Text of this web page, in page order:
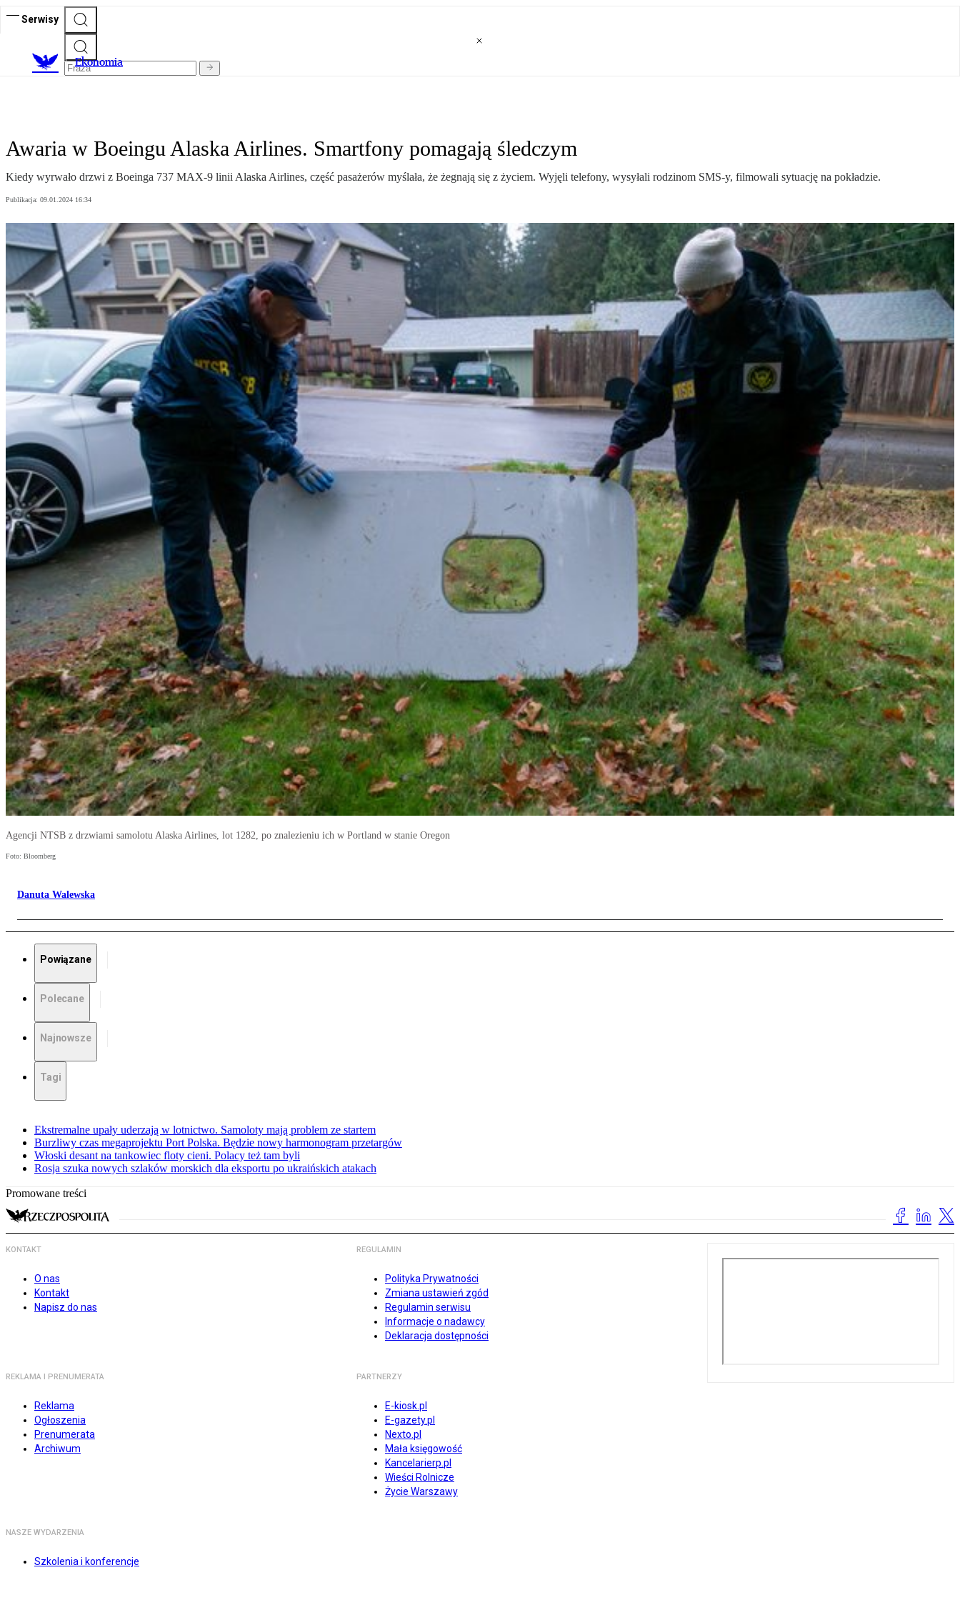
Serwisy
Ekonomia
Awaria w Boeingu Alaska Airlines. Smartfony pomagają śledczym
Kiedy wyrwało drzwi z Boeinga 737 MAX-9 linii Alaska Airlines, część pasażerów myślała, że żegnają się z życiem. Wyjęli telefony, wysyłali rodzinom SMS-y, filmowali sytuację na pokładzie.
Publikacja: 09.01.2024 16:34
Agencji NTSB z drzwiami samolotu Alaska Airlines, lot 1282, po znalezieniu ich w Portland w stanie Oregon
Foto: Bloomberg
Danuta Walewska
Powiązane
Polecane
Najnowsze
Tagi
Ekstremalne upały uderzają w lotnictwo. Samoloty mają problem ze startem
Burzliwy czas megaprojektu Port Polska. Będzie nowy harmonogram przetargów
Włoski desant na tankowiec floty cieni. Polacy też tam byli
Rosja szuka nowych szlaków morskich dla eksportu po ukraińskich atakach
Promowane treści
KONTAKT
O nas
Kontakt
Napisz do nas
REGULAMIN
Polityka Prywatności
Zmiana ustawień zgód
Regulamin serwisu
Informacje o nadawcy
Deklaracja dostępności
REKLAMA I PRENUMERATA
Reklama
Ogłoszenia
Prenumerata
Archiwum
PARTNERZY
E-kiosk.pl
E-gazety.pl
Nexto.pl
Mała księgowość
Kancelarierp.pl
Wieści Rolnicze
Życie Warszawy
NASZE WYDARZENIA
Szkolenia i konferencje